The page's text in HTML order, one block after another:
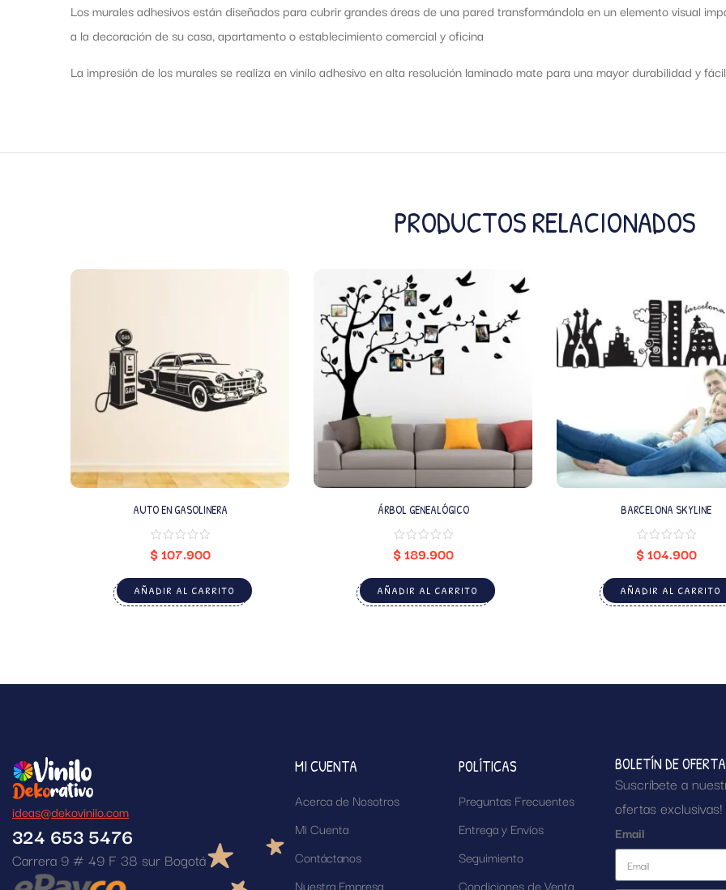
Los murales adhesivos están diseñados para cubrir grandes áreas de una pared transformándola en un elemento visual
a la decoración de su casa, apartamento o establecimiento comercial y oficina
La impresión de los murales se realiza en vinilo adhesivo en alta resolución laminado mate para una mayor durabilidad y
PRODUCTOS RELACIONADOS
AUTO EN GASOLINERA
$107.900
AÑADIR AL CARRITO
ÁRBOL GENEALÓGICO
$189.900
AÑADIR AL CARRITO
BARCELONA SKYLINE
$104.900
AÑADIR AL CARRITO
ideas@dekovinilo.com
324 653 5476
Carrera 9 # 49 F 38 sur Bogotá
MI CUENTA
Acerca de Nosotros
Mi Cuenta
Contáctanos
Nuestra Empresa
POLÍTICAS
Preguntas Frecuentes
Entrega y Envíos
Seguimiento
Condiciones de Venta
BOLETÍN DE
Suscríbete a
ofertas exclusivas!
Email